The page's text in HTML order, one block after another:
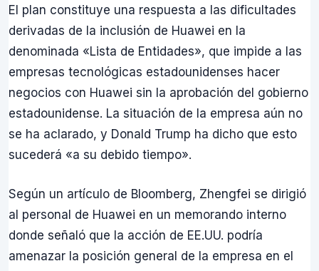
El plan constituye una respuesta a las dificultades
derivadas de la inclusión de Huawei en la
denominada «Lista de Entidades», que impide a las
empresas tecnológicas estadounidenses hacer
negocios con Huawei sin la aprobación del gobierno
estadounidense. La situación de la empresa aún no
se ha aclarado, y Donald Trump ha dicho que esto
sucederá «a su debido tiempo».
Según un artículo de Bloomberg, Zhengfei se dirigió
al personal de Huawei en un memorando interno
donde señaló que la acción de EE.UU. podría
amenazar la posición general de la empresa en el